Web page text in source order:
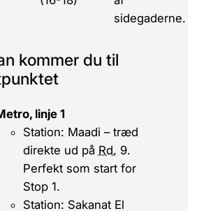
sidegaderne.
kommer du til
linje 1
Station: Maadi – træd
direkte ud på Rd. 9.
Perfekt som start for
Stop 1.
Station: Sakanat El